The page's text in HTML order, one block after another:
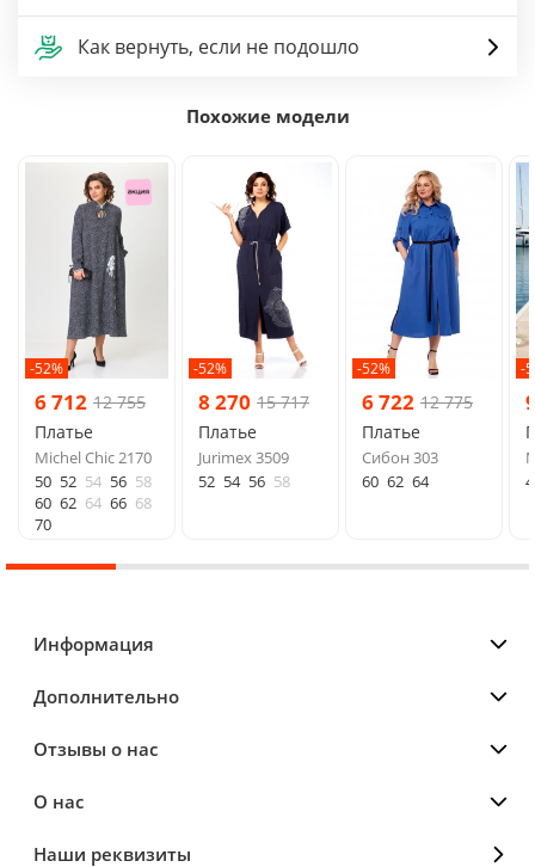
Как вернуть, если не подошло
Похожие модели
-52%
6 712 12 755
Платье
Michel Chic 2170
50 52 54 56 58
60 62 64 66 68
70
-52%
8 270 15 717
Платье
Jurimex 3509
52 54 56 58
-52%
6 722 12 775
Платье
Сибон 303
60 62 64
-
Информация
Дополнительно
Отзывы о нас
О нас
Наши реквизиты